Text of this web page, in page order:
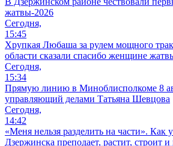
жатвы-2026
Сегодня,
15:45
Хрупкая Любаша за рулем мощного
области сказали спасибо женщине
Сегодня,
15:34
Прямую линию в Миноблисполкоме 8
управляющий делами Татьяна Шевцова
Сегодня,
14:42
«Меня нельзя разделить на части». Как
Дзержинска преподает, растит, строит